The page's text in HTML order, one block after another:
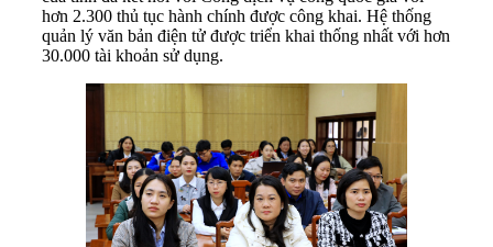
hơn 2.300 thủ tục hành chính được công khai. Hệ thống
quản lý văn bản điện tử được triển khai thống nhất với hơn
30.000 tài khoản sử dụng.